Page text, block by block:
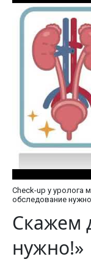
Check-up у уролога
обследование
Скажем
нужно!»